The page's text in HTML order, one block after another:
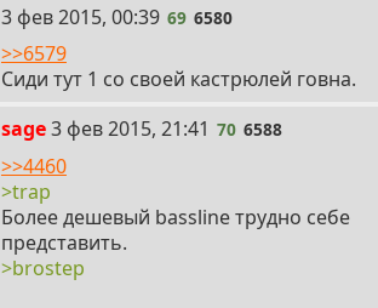
69
3 фев 2015, 00:39 69 6580
>>6579
Сиди тут 1 со своей кастрюлей говна.
sage70
3 фев 2015, 21:41 70 6588
>>4460
>trap
Более дешевый bassline трудно себе
представить.
>brostep